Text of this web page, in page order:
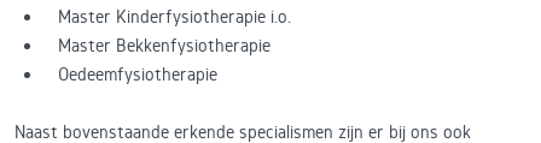
Master Kinderfysiotherapie i.o.
Master Bekkenfysiotherapie
Oedeemfysiotherapie
Naast bovenstaande erkende specialismen zijn er bij ons ook